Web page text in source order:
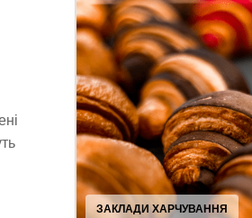
ПРОДУКТИ ХАРЧУВАННЯ,